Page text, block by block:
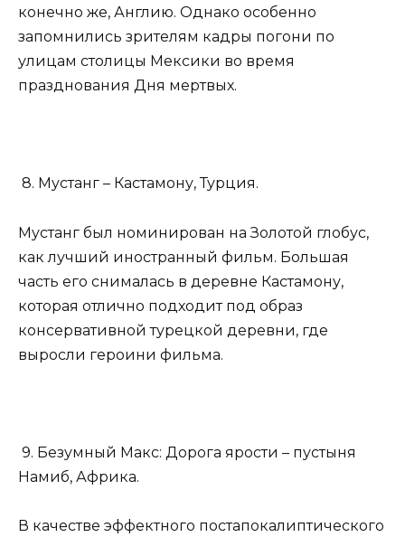
конечно же, Англию. Однако особенно
запомнились зрителям кадры погони по
улицам столицы Мексики во время
празднования Дня мертвых.
8. Мустанг – Кастамону, Турция.
Мустанг был номинирован на Золотой глобус,
как лучший иностранный фильм. Большая
часть его снималась в деревне Кастамону,
которая отлично подходит под образ
консервативной турецкой деревни, где
выросли героини фильма.
9. Безумный Макс: Дорога ярости – пустыня
Намиб, Африка.
В качестве эффектного постапокалиптического